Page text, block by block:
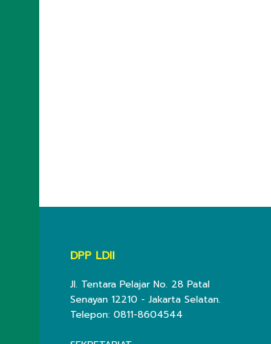
DPP LDII
Jl. Tentara Pelajar No. 28 Patal
Senayan 12210 - Jakarta Selatan.
Telepon: 0811-8604544